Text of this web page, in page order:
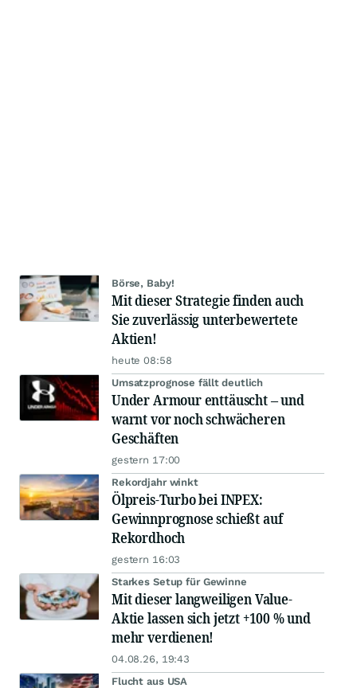
Börse, Baby!
Mit dieser Strategie finden auch
Sie zuverlässig unterbewertete
Aktien!
heute 08:58
Umsatzprognose fällt deutlich
Under Armour enttäuscht – und
warnt vor noch schwächeren
Geschäften
gestern 17:00
Rekordjahr winkt
Ölpreis-Turbo bei INPEX:
Gewinnprognose schießt auf
Rekordhoch
gestern 16:03
Starkes Setup für Gewinne
Mit dieser langweiligen Value-
Aktie lassen sich jetzt +100 % und
mehr verdienen!
04.08.26, 19:43
Flucht aus USA